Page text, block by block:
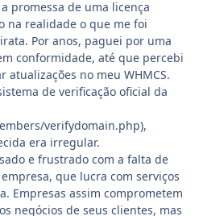
promessa de uma licença
na realidade o que me foi
Por anos, paguei por uma
conformidade, até que percebi
no meu WHMCS.
de verificação oficial da
verifydomain.php),
era irregular.
e frustrado com a falta de
que lucra com serviços
Empresas assim comprometem
negócios de seus clientes, mas